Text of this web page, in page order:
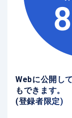
Webに公開し
もできます。
(登録者限定)